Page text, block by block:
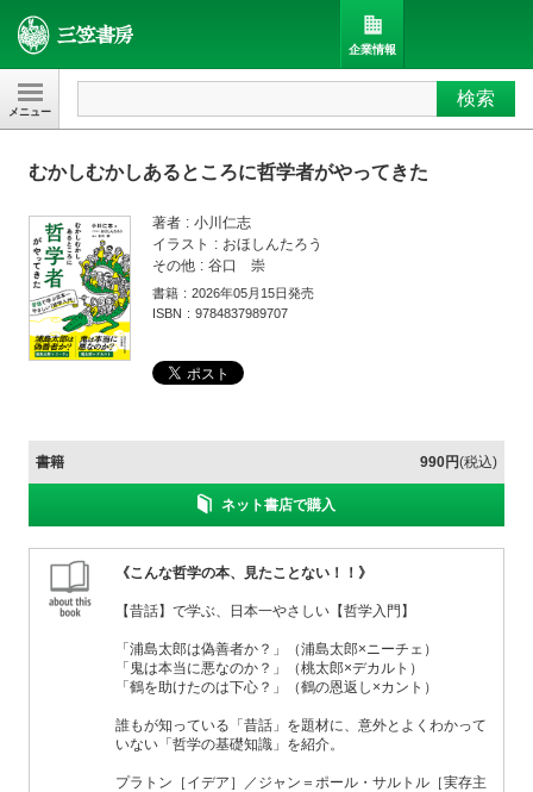
三笠書房 検索
企業情報
むかしむかしあるところに哲学者がやってきた
著者
小川仁志
イラスト
おほしんたろう
その他
谷口 崇
書籍
2026年05月15日発売
ISBN
9784837989707
書籍 990円(税込)
ネット書店で購入
《こんな哲学の本、見たことない！！》
【昔話】で学ぶ、日本一やさしい【哲学入門】
「浦島太郎は偽善者か？」（浦島太郎×ニーチェ）
「鬼は本当に悪なのか？」（桃太郎×デカルト）
「鶴を助けたのは下心？」（鶴の恩返し×カント）
誰もが知っている「昔話」を題材に、意外とよくわかって
いない「哲学の基礎知識」を紹介。
プラトン［イデア］／ジャン＝ポール・サルトル［実存主